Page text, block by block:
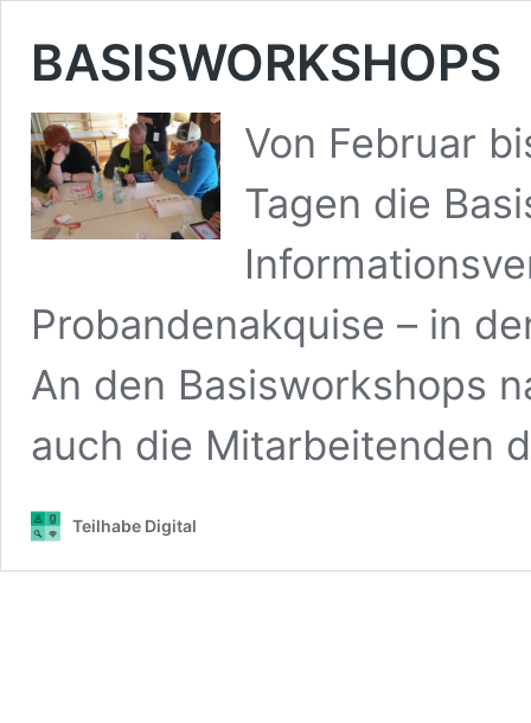
BASISWORKSHOPS
Von Februar
Tagen die
Probandenakquise – in
An den Basisworkshops
auch die Mitarbeitenden
Teilhabe Digital